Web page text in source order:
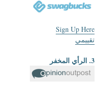
Sign Up Here
تقييمي
3. الرأي المخفر